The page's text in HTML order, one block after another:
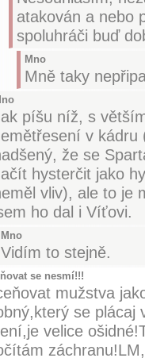
atakován a nebo
spoluhráči buď
Mno
Mně taky
píšu níž, s
v kádru
že se
hysterčit jako
vliv), ale to je
ho dal i Víťovi.
Mno
Vidím to stejně.
se nesmí!!!
mužstva
se plácaj
velice